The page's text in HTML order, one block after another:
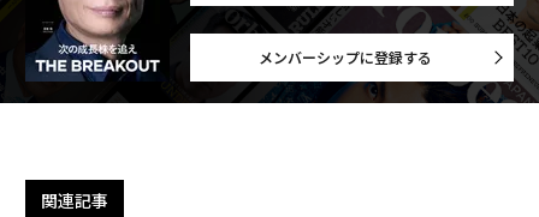
メンバーシップに登録する
関連記事